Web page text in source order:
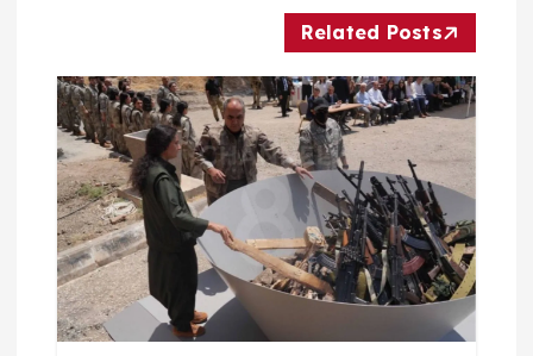
م
ق
ت
Related Posts